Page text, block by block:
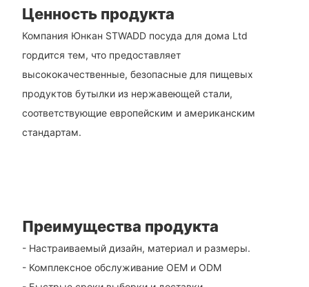
Ценность продукта
Компания Юнкан STWADD посуда для дома Ltd
гордится тем, что предоставляет
высококачественные, безопасные для пищевых
продуктов бутылки из нержавеющей стали,
соответствующие европейским и американским
стандартам.
Преимущества продукта
- Настраиваемый дизайн, материал и размеры.
- Комплексное обслуживание OEM и ODM